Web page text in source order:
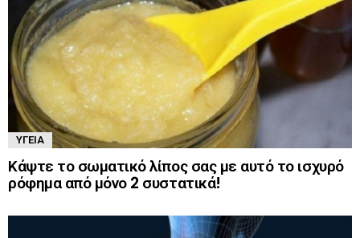
ΥΓΕΊΑ
Κάψτε το σωματικό λίπος σας με αυτό το ισχυρό
ρόφημα από μόνο 2 συστατικά!